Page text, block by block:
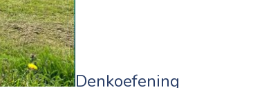
Denkoefening